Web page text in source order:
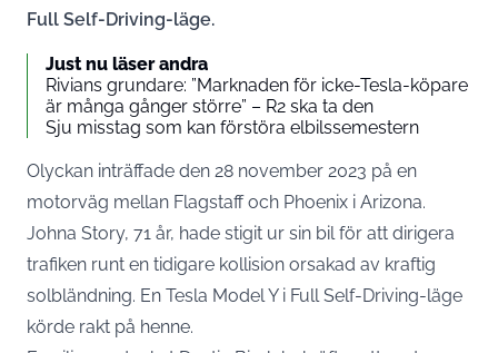
Full Self-Driving-läge.
Just nu läser andra
Rivians grundare: ”Marknaden för icke-Tesla-köpare
är många gånger större” – R2 ska ta den
Sju misstag som kan förstöra elbilssemestern
Olyckan inträffade den 28 november 2023 på en
motorväg mellan Flagstaff och Phoenix i Arizona.
Johna Story, 71 år, hade stigit ur sin bil för att dirigera
trafiken runt en tidigare kollision orsakad av kraftig
solbländning. En Tesla Model Y i Full Self-Driving-läge
körde rakt på henne.